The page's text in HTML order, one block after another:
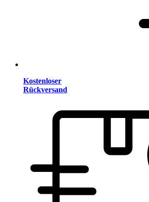
Kostenloser
Rückversand